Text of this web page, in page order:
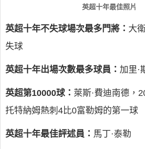
英超十年最佳照片
英超十年不失球場次最多門將： 大
失球
英超十年出場次數最多球員： 加里·
英超第10000球： 萊斯·費迪南德，
托特納姆熱刺4比0富勒姆的第一球
英超十年最佳評述員： 馬丁·泰勒